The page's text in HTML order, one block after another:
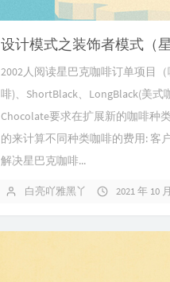
设计模式之装饰者模式（
2002人阅读星巴克咖啡订单项目
啡)、ShortBlack、LongBlack(美式
Chocolate要求在扩展新的咖啡种
的来计算不同种类咖啡的费用: 客
解决星巴克咖啡...
白亮吖雅黑丫 2021 年 10